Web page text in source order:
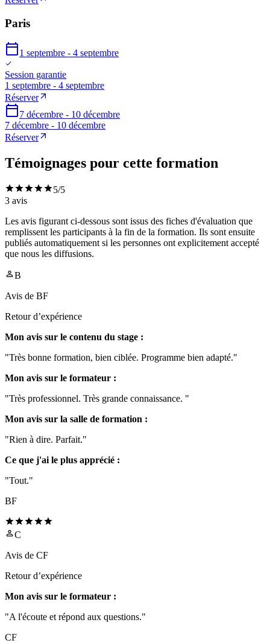
Paris
1 septembre - 4 septembre
Session garantie
1 septembre - 4 septembre
Réserver
7 décembre - 10 décembre
7 décembre - 10 décembre
Réserver
Témoignages pour cette formation
5/5
3 avis
Les avis figurant ci-dessous sont issus des fiches d'évaluation que
remplissent les participants à la fin de la formation. Ils sont ensuite
publiés automatiquement si les personnes ont explicitement accepté
que nous les diffusions.
B
Avis de BF
Retour d’expérience
Mon avis sur le contenu du stage :
"Très bonne formation, bien ciblée. Programme bien adapté."
Mon avis sur le formateur :
"Très professionnel. Très grande connaissance. "
Mon avis sur la salle de formation :
"Rien à dire. Parfait."
Ce que j'ai le plus apprécié :
"Tout."
BF
C
Avis de CF
Retour d’expérience
Mon avis sur le formateur :
"A l'écoute et répond aux questions."
CF